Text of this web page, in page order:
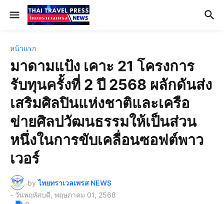
หน้าแรก
มาดามแป้ง เคาะ 21 โครงการ
รับทุนครั้งที่ 2 ปี 2568 ผลักดันส่ง
เสริมศิลปินแห่งชาติและเครือ
ข่ายศิลปวัฒนธรรมให้เป็นส่วน
หนึ่งในการขับเคลื่อนซอฟต์พาว
เวอร์
by ไทยทราเวลเพรส NEWS
- วันพฤหัสบดี, พฤษภาคม 01, 2568